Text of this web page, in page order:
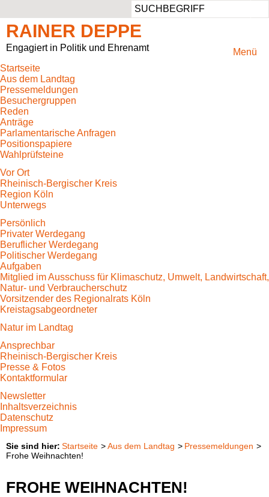
RAINER DEPPE
Engagiert in Politik und Ehrenamt
Startseite
Aus dem Landtag
Pressemeldungen
Besuchergruppen
Reden
Anträge
Parlamentarische Anfragen
Positionspapiere
Wahlprüfsteine
Vor Ort
Rheinisch-Bergischer Kreis
Region Köln
Unterwegs
Persönlich
Privater Werdegang
Beruflicher Werdegang
Politischer Werdegang
Aufgaben
Mitglied im Ausschuss für Klimaschutz, Umwelt, Landwirtschaft,
Natur- und Verbraucherschutz
Vorsitzender des Regionalrats Köln
Kreistagsabgeordneter
Natur im Landtag
Ansprechbar
Rheinisch-Bergischer Kreis
Presse & Fotos
Kontaktformular
Newsletter
Inhaltsverzeichnis
Datenschutz
Impressum
Menü
Startseite Aus dem Landtag
Pressemeldungen
Frohe Weihnachten!
FROHE WEIHNACHTEN!